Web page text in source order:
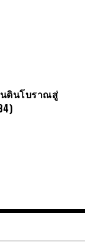
นดินโบราณสู่